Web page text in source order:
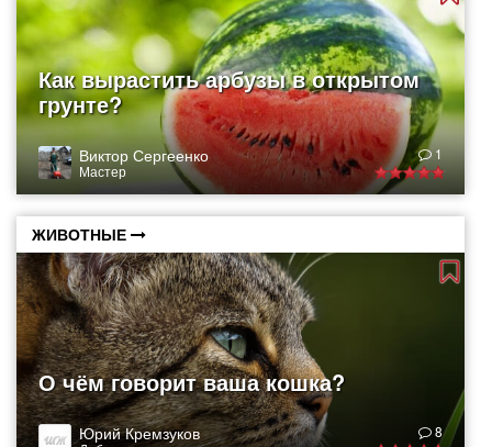
Как вырастить арбузы в открытом
грунте?
Виктор Сергеенко
Мастер
1
ЖИВОТНЫЕ
О чём говорит ваша кошка?
Юрий Кремзуков 8